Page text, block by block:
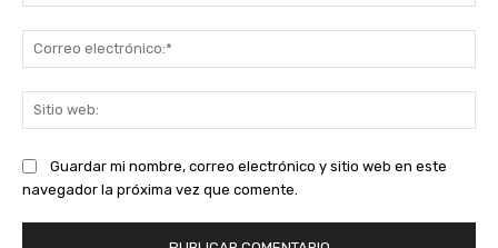
Guardar mi nombre, correo electrónico y sitio web en este
navegador la próxima vez que comente.